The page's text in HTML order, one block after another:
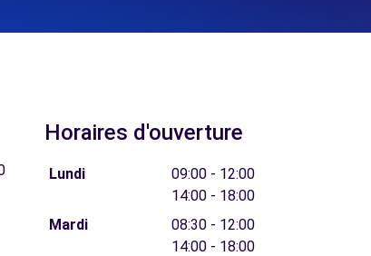
Horaires d'ouverture
Lundi
09:00 - 12:00
14:00 - 18:00
Mardi
08:30 - 12:00
14:00 - 18:00